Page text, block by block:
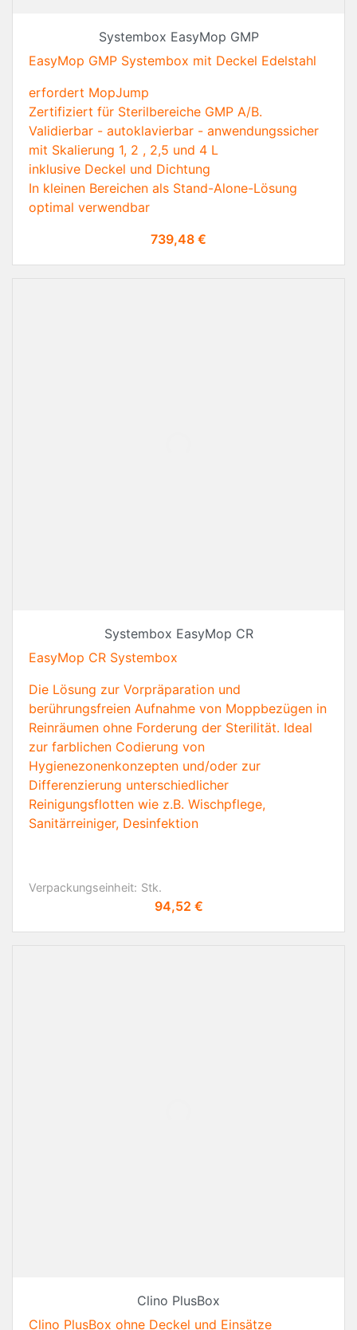
Systembox EasyMop GMP
EasyMop GMP Systembox mit Deckel Edelstahl
erfordert MopJump
Zertifiziert für Sterilbereiche GMP A/B.
Validierbar - autoklavierbar - anwendungssicher
mit Skalierung 1, 2 , 2,5 und 4 L
inklusive Deckel und Dichtung
In kleinen Bereichen als Stand-Alone-Lösung
optimal verwendbar
Preis
739,48 €
Systembox EasyMop CR
EasyMop CR Systembox
Die Lösung zur Vorpräparation und
berührungsfreien Aufnahme von Moppbezügen in
Reinräumen ohne Forderung der Sterilität. Ideal
zur farblichen Codierung von
Hygienezonenkonzepten und/oder zur
Differenzierung unterschiedlicher
Reinigungsflotten wie z.B. Wischpflege,
Sanitärreiniger, Desinfektion
Verpackungseinheit: Stk.
Preis
94,52 €
Clino PlusBox
Clino PlusBox ohne Deckel und Einsätze